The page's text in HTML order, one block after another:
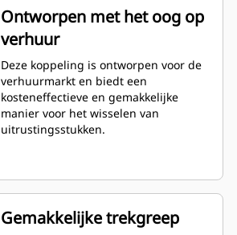
Ontworpen met het oog op
verhuur
Deze koppeling is ontworpen voor de
verhuurmarkt en biedt een
kosteneffectieve en gemakkelijke
manier voor het wisselen van
uitrustingsstukken.
Gemakkelijke trekgreep